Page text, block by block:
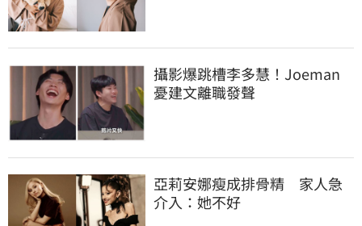
攝影爆跳槽李多慧！Joeman
憂建文離職發聲
亞莉安娜瘦成排骨精　家人急
介入：她不好